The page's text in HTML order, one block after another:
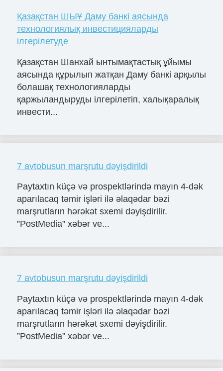
Қазақстан ШЫҰ Даму банкі аясында
технологиялық инвестицияларды
ілгерілетуде
Қазақстан Шанхай ынтымақтастық ұйымы
аясында құрылып жатқан Даму банкі арқылы
болашақ технологияларды
қаржыландыруды ілгерілетіп, халықаралық
инвести...
7 avtobusun marşrutu dəyişdirildi
Paytaxtın küçə və prospektlərində mayın 4-dək
aparılacaq təmir işləri ilə əlaqədar bəzi
marşrutların hərəkət sxemi dəyişdirilir.
”PostMedia” xəbər ve...
7 avtobusun marşrutu dəyişdirildi
Paytaxtın küçə və prospektlərində mayın 4-dək
aparılacaq təmir işləri ilə əlaqədar bəzi
marşrutların hərəkət sxemi dəyişdirilir.
”PostMedia” xəbər ve...